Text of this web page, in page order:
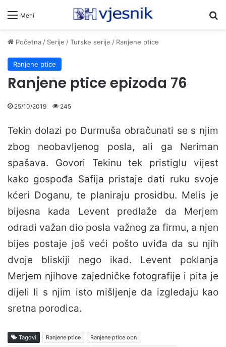
Meni
Početna/ Serije /Turske serije / Ranjene ptice
Ranjene ptice
Ranjene ptice epizoda 76
25/10/2019 245
Tekin dolazi po Durmuša obračunati se s njim
zbog neobavljenog posla, ali ga Neriman
spašava. Govori Tekinu tek pristiglu vijest
kako gospođa Safija pristaje dati ruku svoje
kćeri Doganu, te planiraju prosidbu. Melis je
bijesna kada Levent predlaže da Merjem
odradi važan dio posla važnog za firmu, a njen
bijes postaje još veći pošto uviđa da su njih
dvoje bliskiji nego ikad. Levent poklanja
Merjem njihove zajedničke fotografije i pita je
dijeli li s njim isto mišljenje da izgledaju kao
sretna porodica.
Tagovi Ranjene ptice
Ranjene ptice obn